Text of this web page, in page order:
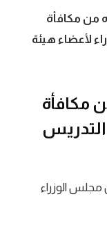
من مكافأة
لأعضاء هيئة
مكافأة
التدريس
الوزراء